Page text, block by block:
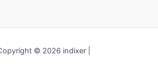
© 2026 indixer |